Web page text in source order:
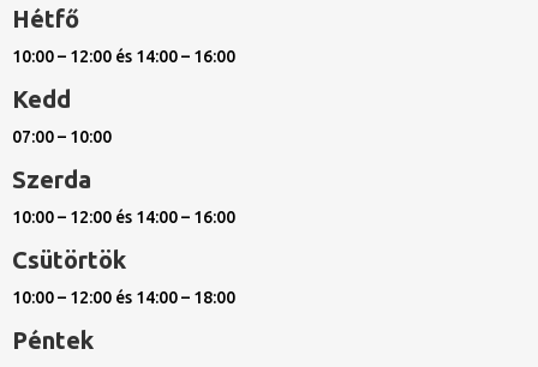
Hétfő
10:00 – 12:00 és 14:00 – 16:00
Kedd
07:00 – 10:00
Szerda
10:00 – 12:00 és 14:00 – 16:00
Csütörtök
10:00 – 12:00 és 14:00 – 18:00
Péntek